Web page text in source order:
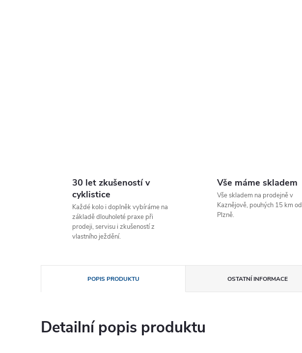
30 let zkušeností v
cyklistice
Každé kolo i doplněk vybíráme na
základě dlouholeté praxe při
prodeji, servisu i zkušeností z
vlastního ježdění.
Vše máme skladem
Vše skladem na prodejně v
Kaznějově, pouhých 15 km od
Plzně.
POPIS PRODUKTU OSTATNÍ INFORMACE
Detailní popis produktu